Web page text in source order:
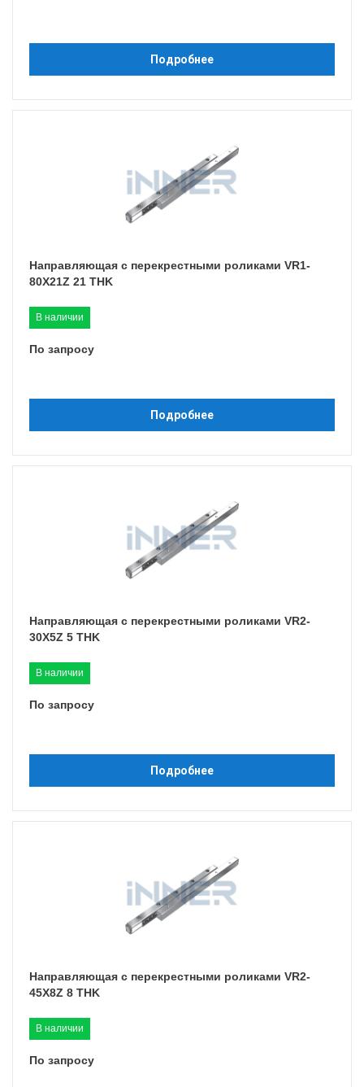
Подробнее
Направляющая с перекрестными роликами VR1-
80X21Z 21 THK
В наличии
По запросу
Подробнее
Направляющая с перекрестными роликами VR2-
30X5Z 5 THK
В наличии
По запросу
Подробнее
Направляющая с перекрестными роликами VR2-
45X8Z 8 THK
В наличии
По запросу